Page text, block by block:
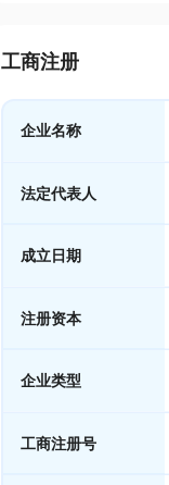
工商注册
企业名称
法定代表人
成立日期
注册资本
企业类型
工商注册号